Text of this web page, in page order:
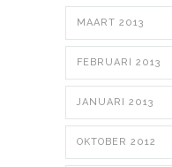
MAART 2013
FEBRUARI 2013
JANUARI 2013
OKTOBER 2012